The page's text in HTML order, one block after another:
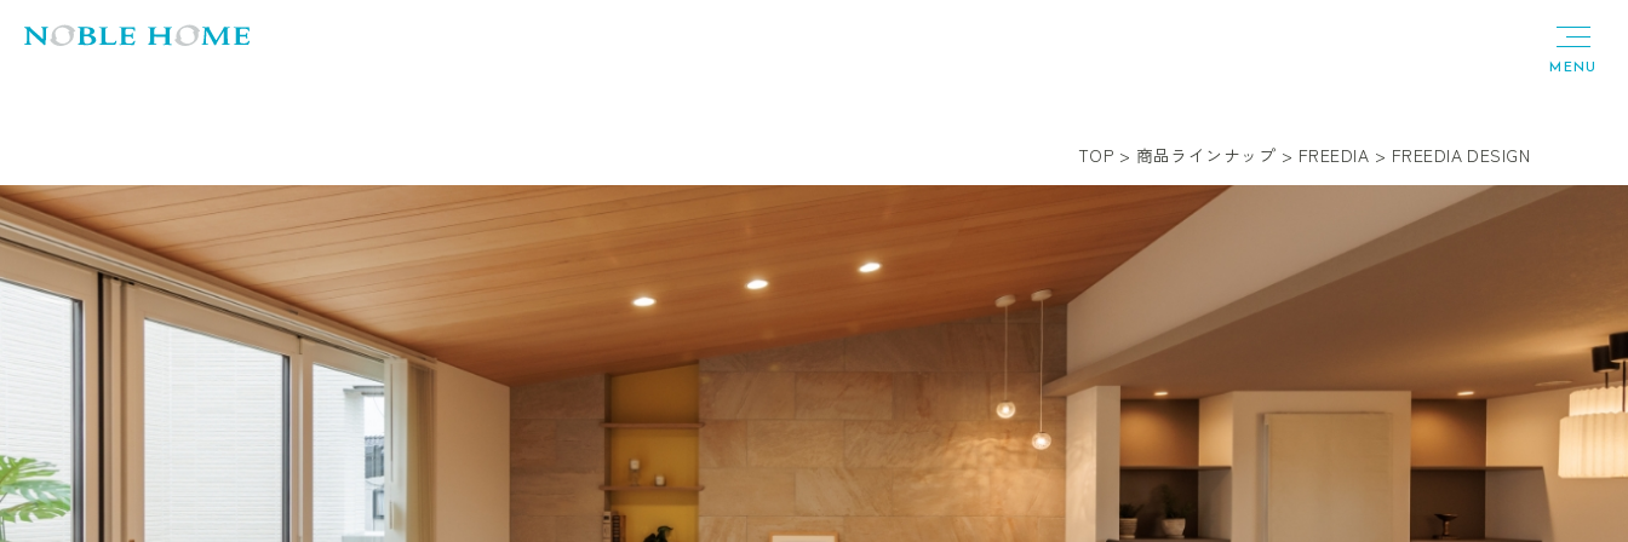
土地・建売
TOP > 商品ラインナップ > FREEDIA > FREEDIA DESIGN